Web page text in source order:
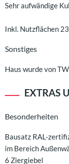
Sehr aufwändige
Inkl. Nutzflächen
Sonstiges
Haus wurde von
EXTRAS
Besonderheiten
Bausatz RAL-
im Bereich
6 Ziergiebel